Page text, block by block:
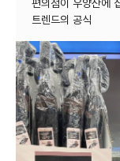
편의점이 우양산에